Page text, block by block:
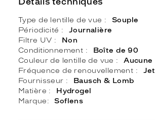
Type de lentille de vue
Souple
Périodicité
Journalière
Filtre UV
Non
Conditionnement
Boîte de 90
Couleur de lentille de vue
Aucune
Fréquence de renouvellement
Fournisseur
Bausch & Lomb
Matière
Hydrogel
Marque
Soflens